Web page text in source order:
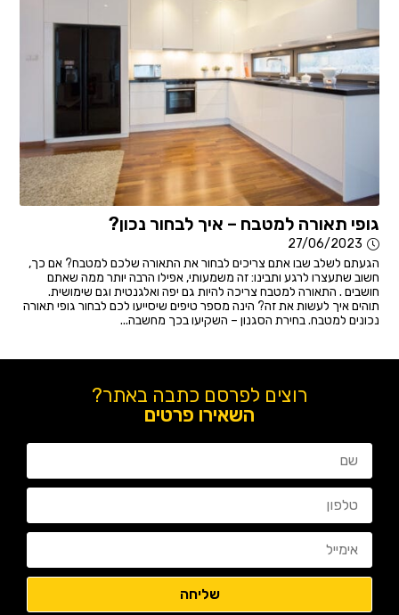
גופי תאורה למטבח – איך לבחור נכון?
27/06/2023
הגעתם לשלב שבו אתם צריכים לבחור את התאורה שלכם למטבח? אם כך,
חשוב שתעצרו לרגע ותבינו: זה משמעותי, אפילו הרבה יותר ממה שאתם
חושבים . התאורה למטבח צריכה להיות גם יפה ואלגנטית וגם שימושית.
תוהים איך לעשות את זה? הינה מספר טיפים שיסייעו לכם לבחור גופי תאורה
נכונים למטבח. בחירת הסגנון – השקיעו בכך מחשבה...
רוצים לפרסם כתבה באתר?
השאירו פרטים